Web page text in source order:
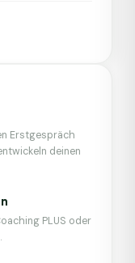
Erstgespräch
deinen
PLUS oder